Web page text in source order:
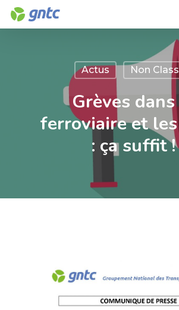
Skip
Actus Non
Grèves
ferroviaire et
: ça suffit !